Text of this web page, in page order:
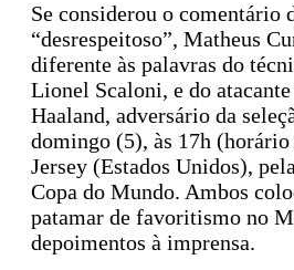
Se considerou o comentário
“desrespeitoso”, Matheus
diferente às palavras do
Lionel Scaloni, e do
Haaland, adversário da
domingo (5), às 17h
Jersey (Estados Unidos),
Copa do Mundo. Ambos
patamar de favoritismo no
depoimentos à imprensa.